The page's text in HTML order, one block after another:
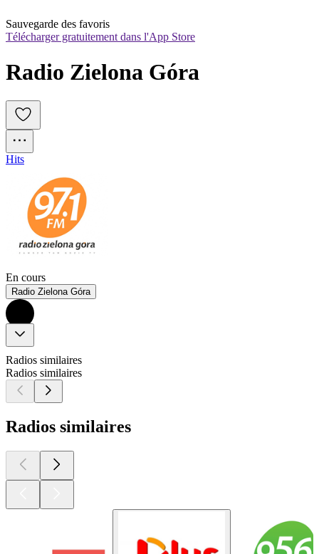
Sauvegarde des favoris
Télécharger gratuitement dans l'App Store
Radio Zielona Góra
Hits
En cours
Radio Zielona Góra
Radios similaires
Radios similaires
Radios similaires